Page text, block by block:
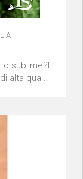
sublime?I
alta qua...